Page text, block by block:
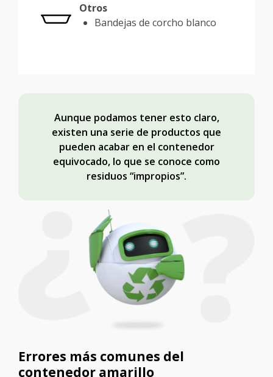
Otros
Bandejas de corcho blanco
Aunque podamos tener esto claro,
existen una serie de productos que
pueden acabar en el contenedor
equivocado, lo que se conoce como
residuos “impropios”.
Errores más comunes del
contenedor amarillo